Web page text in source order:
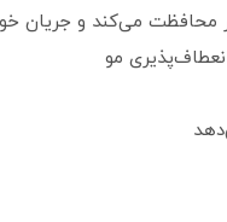
می‌کند و جریان